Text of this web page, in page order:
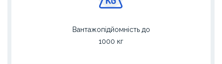
Вантажопідйомність до
1000 кг